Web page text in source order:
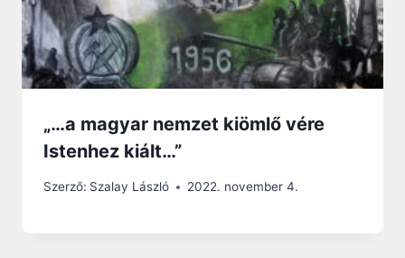
„…a magyar nemzet kiömlő vére
Istenhez kiált…”
Szerző: Szalay László 2022. november 4.